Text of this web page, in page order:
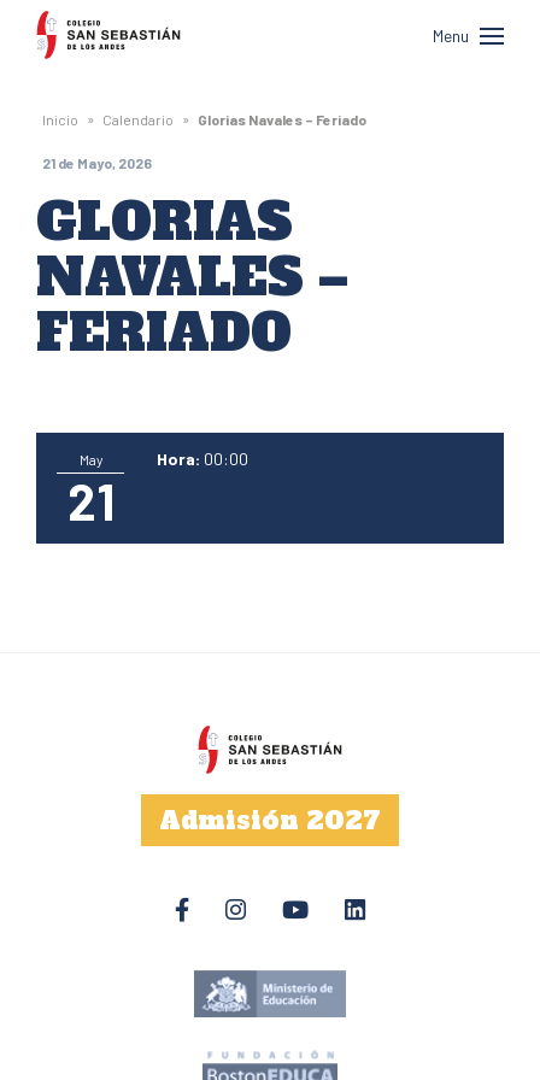
Colegio
San
Sebastián
de
Los
Andes
Menu
Inicio » Calendario » Glorias Navales – Feriado
21 de Mayo, 2026
GLORIAS
NAVALES –
FERIADO
May
21
Hora: 00:00
Admisión 2027